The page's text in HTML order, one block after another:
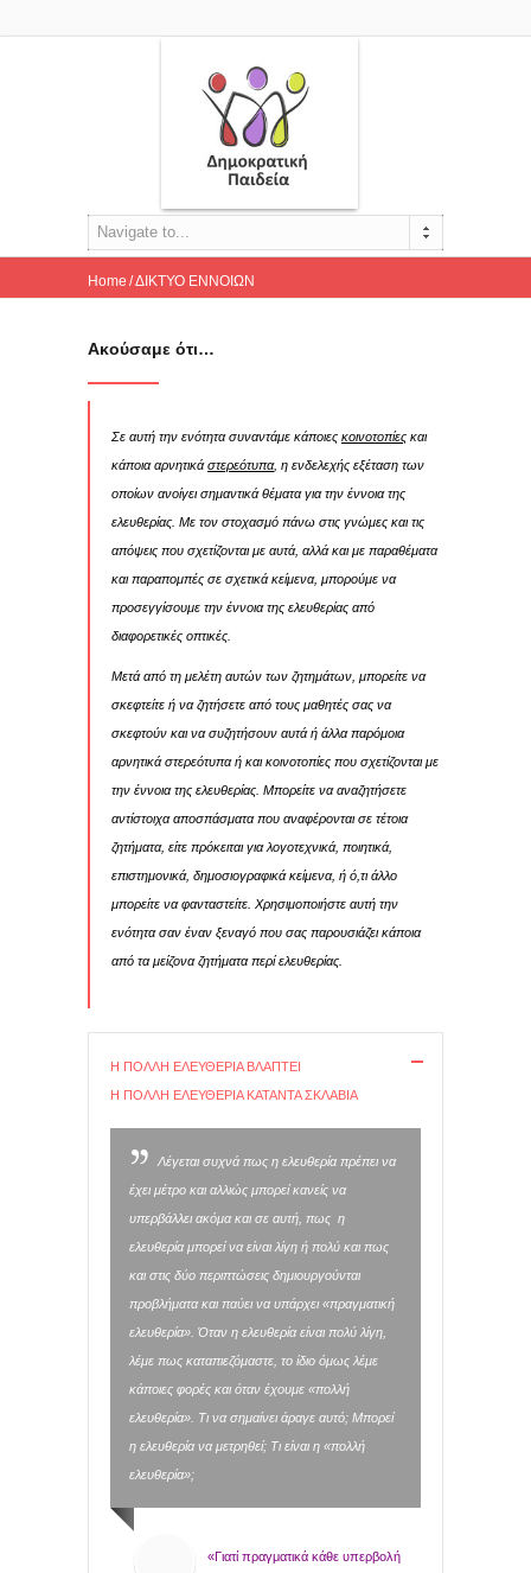
Navigate to...
Home ΔΙΚΤΥΟ ΕΝΝΟΙΩΝ
Ακούσαμε ότι…
Ακούσαμε ότι…
Σε αυτή την ενότητα συναντάμε κάποιες κοινοτοπίες και
κάποια αρνητικάστερεότυπα, η ενδελεχής εξέταση των
οποίων ανοίγει σημαντικά θέματα για την έννοια της
ελευθερίας. Με τον στοχασμό πάνω στις γνώμες και τις
απόψεις που σχετίζονται με αυτά, αλλά και με παραθέματα
και παραπομπές σε σχετικά κείμενα, μπορούμε να
προσεγγίσουμε την έννοια της ελευθερίας από
διαφορετικές οπτικές.
Μετά από τη μελέτη αυτών των ζητημάτων, μπορείτε να
σκεφτείτε ή να ζητήσετε από τους μαθητές σας να
σκεφτούν και να συζητήσουν αυτά ή άλλα παρόμοια
αρνητικά στερεότυπα ή και κοινοτοπίες που σχετίζονται με
την έννοια της ελευθερίας. Μπορείτε να αναζητήσετε
αντίστοιχα αποσπάσματα που αναφέρονται σε τέτοια
ζητήματα, είτε πρόκειται για λογοτεχνικά, ποιητικά,
επιστημονικά, δημοσιογραφικά κείμενα, ή ό,τι άλλο
μπορείτε να φανταστείτε. Χρησιμοποιήστε αυτή την
ενότητα σαν έναν ξεναγό που σας παρουσιάζει κάποια
από τα μείζονα ζητήματα περί ελευθερίας.
Η ΠΟΛΛΗ ΕΛΕΥΘΕΡΙΑ ΒΛΑΠΤΕΙ
Η ΠΟΛΛΗ ΕΛΕΥΘΕΡΙΑ ΚΑΤΑΝΤΑ ΣΚΛΑΒΙΑ
Λέγεται συχνά πως η ελευθερία πρέπει να
έχει μέτρο και αλλιώς μπορεί κανείς να
υπερβάλλει ακόμα και σε αυτή, πως η
ελευθερία μπορεί να είναι λίγη ή πολύ και πως
και στις δύο περιπτώσεις δημιουργούνται
προβλήματα και παύει να υπάρχει «πραγματική
ελευθερία». Όταν η ελευθερία είναι πολύ λίγη,
λέμε πως καταπιεζόμαστε, το ίδιο όμως λέμε
κάποιες φορές και όταν έχουμε «πολλή
ελευθερία». Τι να σημαίνει άραγε αυτό; Μπορεί
η ελευθερία να μετρηθεί; Τι είναι η «πολλή
ελευθερία»;
«Γιατί πραγματικά κάθε υπερβολή